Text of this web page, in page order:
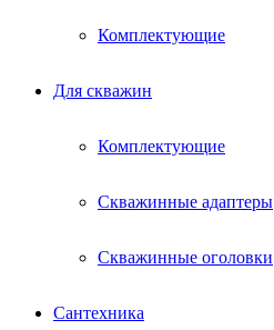
Комплектующие
Для скважин
Комплектующие
Скважинные адаптеры
Скважинные оголовки
Сантехника